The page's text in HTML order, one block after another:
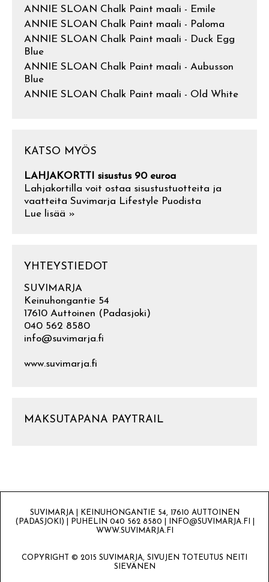
ANNIE SLOAN Chalk Paint maali - Emile
ANNIE SLOAN Chalk Paint maali - Paloma
ANNIE SLOAN Chalk Paint maali - Duck Egg
Blue
ANNIE SLOAN Chalk Paint maali - Aubusson
Blue
ANNIE SLOAN Chalk Paint maali - Old White
KATSO MYÖS
LAHJAKORTTI sisustus 90 euroa
Lahjakortilla voit ostaa sisustustuotteita ja
vaatteita Suvimarja Lifestyle Puodista
Lue lisää »
YHTEYSTIEDOT
SUVIMARJA
Keinuhongantie 54
17610 Auttoinen (Padasjoki)
040 562 8580
info@suvimarja.fi
www.suvimarja.fi
MAKSUTAPANA PAYTRAIL
SUVIMARJA | KEINUHONGANTIE 54, 17610 AUTTOINEN
(PADASJOKI) | PUHELIN 040 562 8580 | INFO@SUVIMARJA.FI |
WWW.SUVIMARJA.FI
COPYRIGHT © 2015 SUVIMARJA, SIVUJEN TOTEUTUS NEITI
SIEVÄNEN